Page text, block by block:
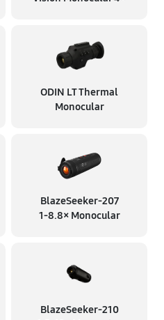
ODIN LT Thermal
Monocular
BlazeSeeker‑207
1‑8.8× Monocular
BlazeSeeker‑210